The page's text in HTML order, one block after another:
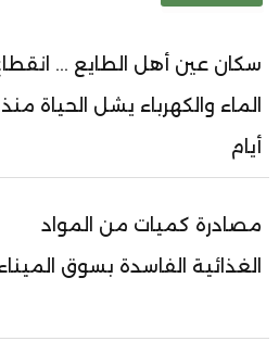
سكان عين أهل الطايع ...
الماء والكهرباء يشل الحياة منذ
أيام
مصادرة كميات من المواد
الغذائية الفاسدة بسوق